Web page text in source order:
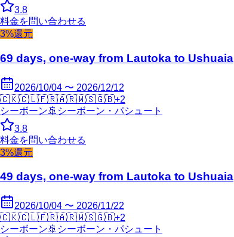
3.8
料金を問い合わせる
3%還元
69 days, one-way from Lautoka to Ushuaia
2026/10/04 〜 2026/12/12
🇨🇰🇨🇱🇫🇷🇦🇷🇼🇸🇬🇧+2
シーボーン 🚢 シーボーン・パシュート
3.8
料金を問い合わせる
3%還元
49 days, one-way from Lautoka to Ushuaia
2026/10/04 〜 2026/11/22
🇨🇰🇨🇱🇫🇷🇦🇷🇼🇸🇬🇧+2
シーボーン 🚢 シーボーン・パシュート